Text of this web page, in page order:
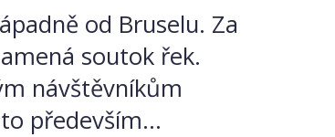
od Bruselu. Za
soutok řek.
návštěvníkům
především...